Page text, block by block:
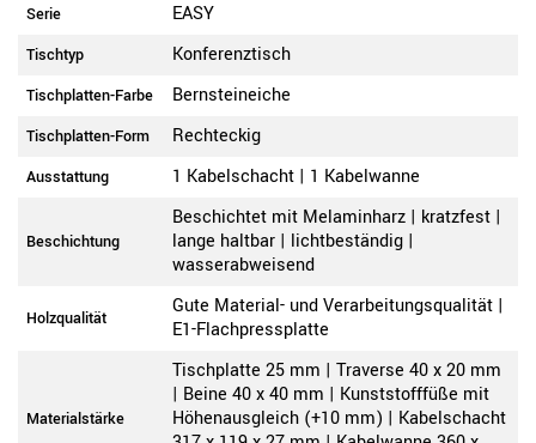
Serie EASY
Tischtyp Konferenztisch
Tischplatten-Farbe Bernsteineiche
Tischplatten-Form Rechteckig
Ausstattung 1 Kabelschacht | 1 Kabelwanne
Beschichtung
Beschichtet mit Melaminharz | kratzfest |
lange haltbar | lichtbeständig |
wasserabweisend
Holzqualität
Gute Material- und Verarbeitungsqualität |
E1-Flachpressplatte
Materialstärke
Tischplatte 25 mm | Traverse 40 x 20 mm
| Beine 40 x 40 mm | Kunststofffüße mit
Höhenausgleich (+10 mm) | Kabelschacht